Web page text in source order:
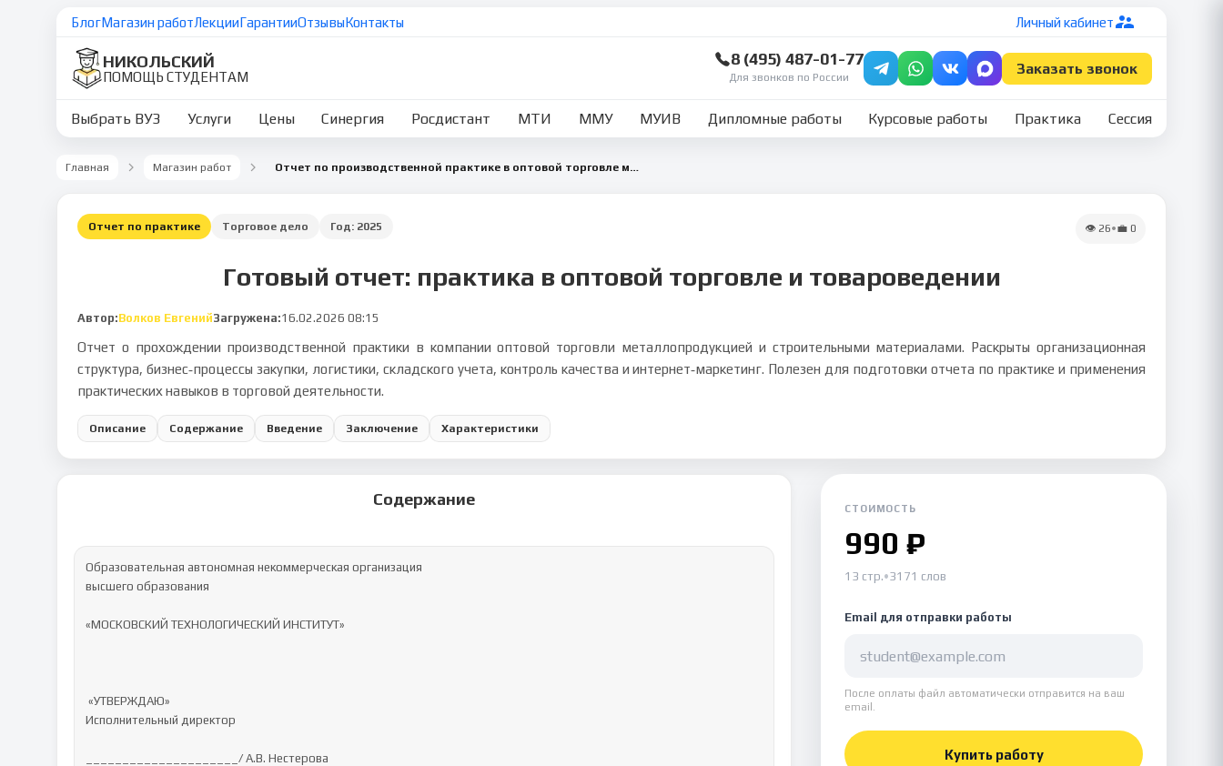
БлогМагазин работЛекцииГарантииОтзывыКонтакты Личный кабинет
НИКОЛЬСКИЙ
ПОМОЩЬ СТУДЕНТАМ
8 (495) 487-01-77
Для звонков по России
Заказать звонок
Выбрать ВУЗ Услуги Цены Синергия Росдистант МТИ ММУ МУИВ Дипломные работы Курсовые работы Практика Сессия
Главная Магазин работ Отчет по производственной практике в оптовой торговле металлопродукции и стройматериалов
Отчет по практике Торговое дело Год: 2025 👁 26•💼 0
Готовый отчет: практика в оптовой торговле и товароведении
Автор:Волков ЕвгенийЗагружена:16.02.2026 08:15
Отчет о прохождении производственной практики в компании оптовой торговли металлопродукцией и строительными материалами. Раскрыты организационная
структура, бизнес‑процессы закупки, логистики, складского учета, контроль качества и интернет‑маркетинг. Полезен для подготовки отчета по практике и применения
практических навыков в торговой деятельности.
Описание Содержание Введение Заключение Характеристики
Содержание
Образовательная автономная некоммерческая организация
высшего образования
«МОСКОВСКИЙ ТЕХНОЛОГИЧЕСКИЙ ИНСТИТУТ»
Исполнительный директор
_____________________/ А.В. Нестерова
СТОИМОСТЬ
990 ₽
13 стр.•3171 слов
Email для отправки работы
После оплаты файл автоматически отправится на ваш
email.
Купить работу